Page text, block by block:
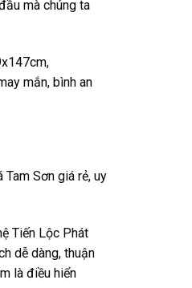
mà chúng ta
mắn, bình an
Sơn giá rẻ, uy
Tiến Lộc Phát
dễ dàng, thuận
là điều hiển